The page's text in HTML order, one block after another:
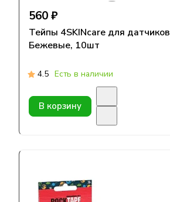
560 ₽
Тейпы 4SKINcare для датчиков
Бежевые, 10шт
4.5 Есть в наличии
В корзину